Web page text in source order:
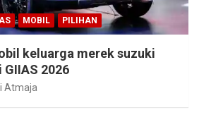
MOBIL PILIHAN
keluarga merek suzuki
2026
Atmaja